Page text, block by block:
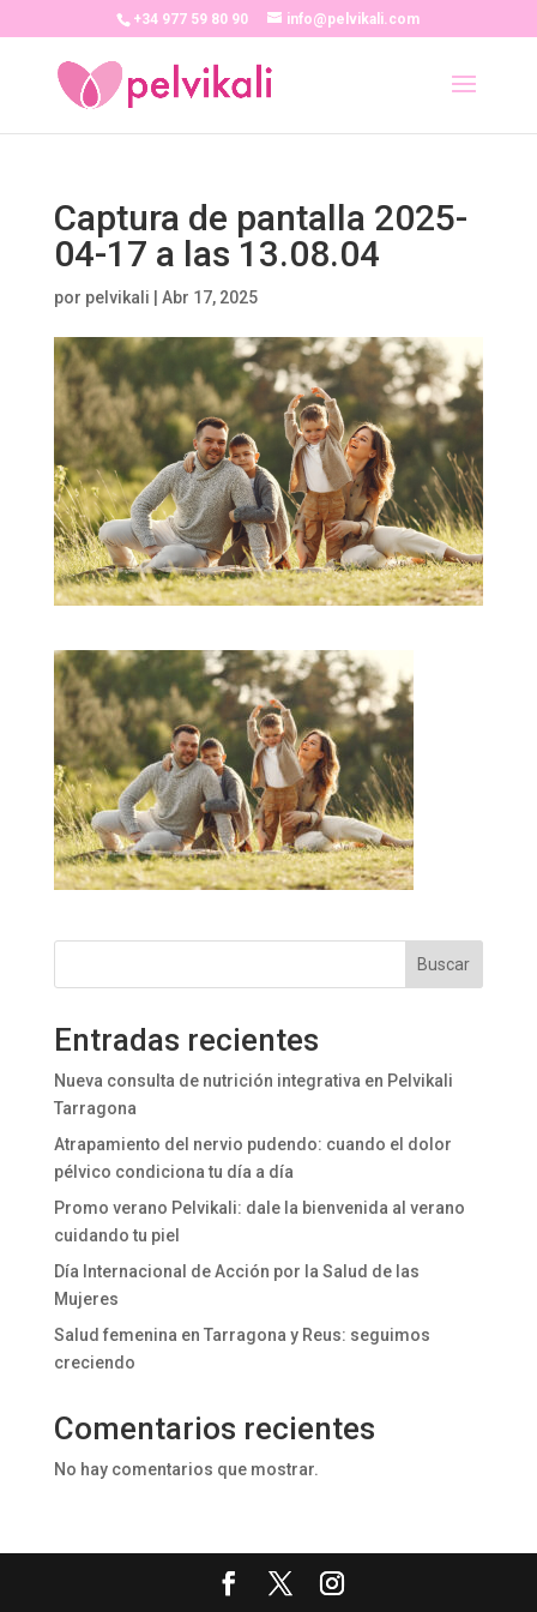
+34 977 59 80 90 info@pelvikali.com
Captura de pantalla 2025-
04-17 a las 13.08.04
por pelvikali Abr 17, 2025
Buscar
Entradas recientes
Nueva consulta de nutrición integrativa en Pelvikali
Tarragona
Atrapamiento del nervio pudendo: cuando el dolor
pélvico condiciona tu día a día
Promo verano Pelvikali: dale la bienvenida al verano
cuidando tu piel
Día Internacional de Acción por la Salud de las
Mujeres
Salud femenina en Tarragona y Reus: seguimos
creciendo
Comentarios recientes
No hay comentarios que mostrar.